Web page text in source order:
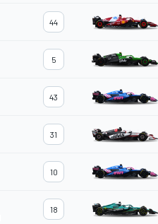
44
5
43
31
10
18